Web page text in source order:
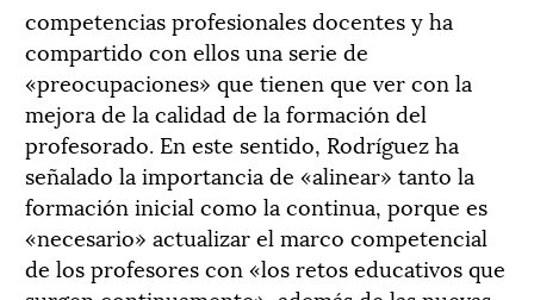
competencias profesionales docentes y ha
compartido con ellos una serie de
«preocupaciones» que tienen que ver con la
mejora de la calidad de la formación del
profesorado. En este sentido, Rodríguez ha
señalado la importancia de «alinear» tanto la
formación inicial como la continua, porque es
«necesario» actualizar el marco competencial
de los profesores con «los retos educativos que